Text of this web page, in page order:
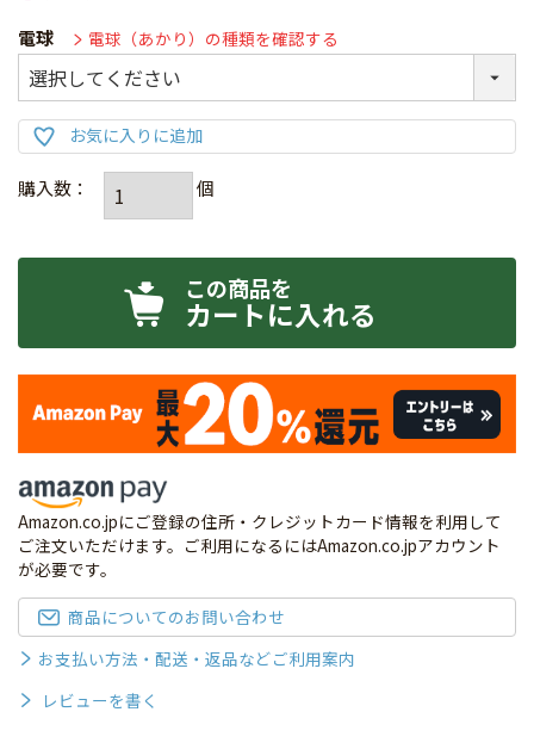
電球 電球（あかり）の種類を確認する
カートに入れる
Amazon.co.jpにご登録の住所・クレジットカード情報を利用して
ご注文いただけます。ご利用になるにはAmazon.co.jpアカウント
が必要です。
商品についてのお問い合わせ
お支払い方法・配送・返品などご利用案内
レビューを書く